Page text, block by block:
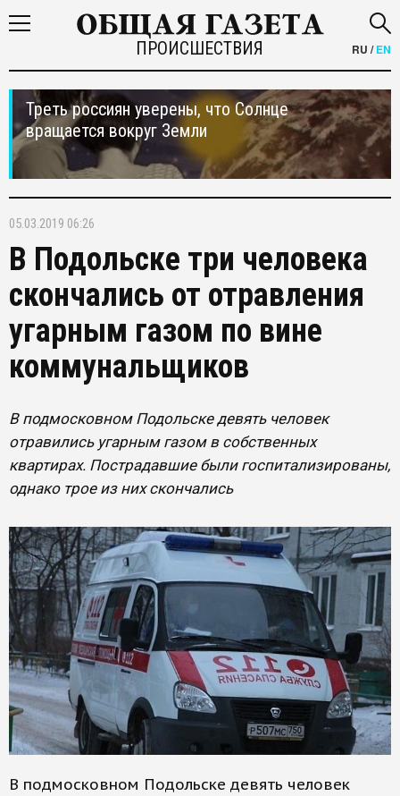
ПРОИСШЕСТВИЯ RU /EN
Треть россиян уверены, что Солнце
вращается вокруг Земли
05.03.2019 06:26
В Подольске три человека
скончались от отравления
угарным газом по вине
коммунальщиков
В подмосковном Подольске девять человек
отравились угарным газом в собственных
квартирах. Пострадавшие были госпитализированы,
однако трое из них скончались
В подмосковном Подольске девять человек